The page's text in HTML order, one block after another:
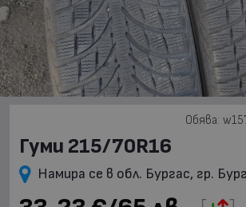
Обява:
Гуми 215/70R16
Намира се в обл. Бургас, гр.